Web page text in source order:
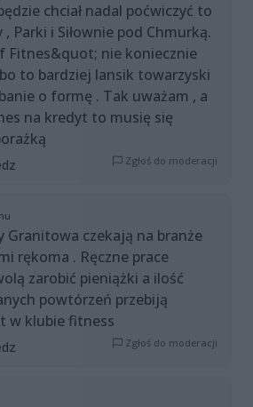
chciał nadal poćwiczyć to
Parki i Siłownie pod Chmurką.
Fitnes&quot; nie koniecznie
to bardziej lansik towarzyski
o formę . Tak uważam , a
na kredyt to musię się
Zgłoś do moderacji
Granitowa czekają na branże
rękoma . Ręczne prace
zarobić pieniążki a ilość
powtórzeń przebiją
w klubie fitness
Zgłoś do moderacji